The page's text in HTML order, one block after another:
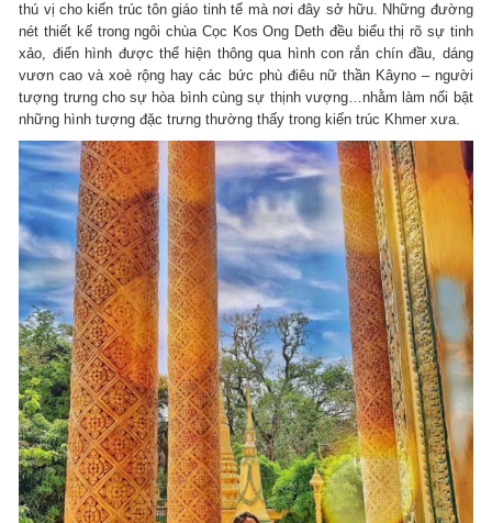
thú vị cho kiến trúc tôn giáo tinh tế mà nơi đây sở hữu. Những đường
nét thiết kế trong ngôi chùa Cọc Kos Ong Deth đều biểu thị rõ sự tinh
xảo, điển hình được thể hiện thông qua hình con rắn chín đầu, dáng
vươn cao và xoè rộng hay các bức phù điêu nữ thần Kâyno – người
tượng trưng cho sự hòa bình cùng sự thịnh vượng…nhằm làm nổi bật
những hình tượng đặc trưng thường thấy trong kiến trúc Khmer xưa.